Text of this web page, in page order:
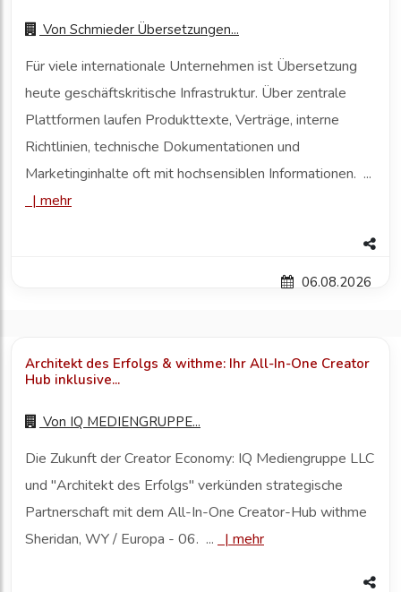
Von Schmieder Übersetzungen...
Für viele internationale Unternehmen ist Übersetzung
heute geschäftskritische Infrastruktur. Über zentrale
Plattformen laufen Produkttexte, Verträge, interne
Richtlinien, technische Dokumentationen und
Marketinginhalte oft mit hochsensiblen Informationen. ...
| mehr
06.08.2026
Architekt des Erfolgs & withme: Ihr All-In-One Creator
Hub inklusive...
Von IQ MEDIENGRUPPE...
Die Zukunft der Creator Economy: IQ Mediengruppe LLC
und "Architekt des Erfolgs" verkünden strategische
Partnerschaft mit dem All-In-One Creator-Hub withme
Sheridan, WY / Europa - 06. ...
| mehr